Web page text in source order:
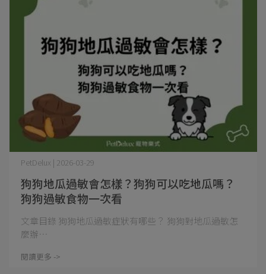
狗狗地瓜過敏會怎樣？狗狗可以吃地瓜嗎？
狗狗過敏食物一次看
PetDelux | 2026-03-29
文章目錄 狗狗地瓜過敏症狀有哪些？ 狗狗對地瓜過敏怎
麼辦⋯
閱讀更多 ->